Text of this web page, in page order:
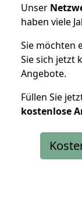
Unser
haben viele
Sie möchten
Sie sich jetzt
Angebote.
Füllen Sie
kostenlose